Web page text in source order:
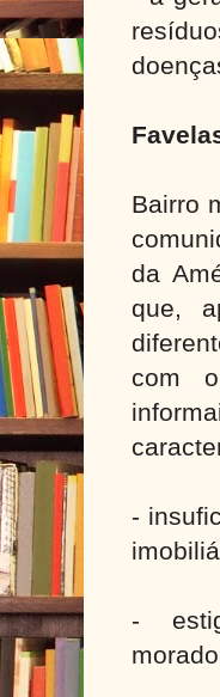
Bairro
da
que,
com
-
-